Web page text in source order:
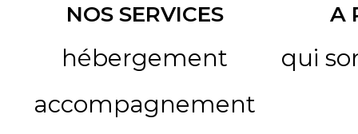
NOS SERVICES
hébergement
accompagnement
A
qui